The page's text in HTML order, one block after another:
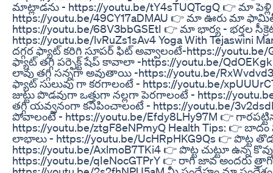
మాట్లాడను - https://youtu.be/tY4sTUQTcgQ 👉 మా
https://youtu.be/49CY17aDMAU 👉 మా ఊరు మా
https://youtu.be/68V3bbGSEtI 👉 మా భార్య - భర్తల
https://youtu.be/lvRuZs1sAv4 Yoga With Tejaswini
దగ్గర ఫ్యాట్ కరిగి సూపర్ ఫిట్ అవ్వాలంటే-https://youtu.be/
ఫ్యాట్ తగ్గి పర్ఫెక్ట్ షేప్ కావాలా -https://youtu.be/
లావు తగ్గి సన్నగా అవుతాయి -https://youtu.be/
ఫ్యాట్ సులువు గా కరగాలంటే - https://youtu.be/
జుట్టు పొడవుగా ఒత్తుగా నల్లగా పెరగాలంటే - https://
తగ్గి యవ్వనంగా కనిపించాలంటే - https://youtu.be/
పోవాలంటే - https://youtu.be/Efdy8LHy97M 👉
https://youtu.be/ztgF8eNPmyQ Health Tips: 👉 బాదం
లాభాలు - https://youtu.be/UcHRpHKG9Qs 👉 పొట్ట
https://youtu.be/AxlmoB7TKi4 👉 పొట్ట చుట్టూ ఉన్న
https://youtu.be/qIeNocGTPrY 👉 రాగి జావ అందరు